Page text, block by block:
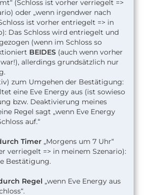
(Schloss ist vorher verriegelt =>
oder „wenn irgendwer nach
ist vorher entriegelt => in
Das Schloss wird entriegelt und
(wenn im Schloss so
BEIDES (auch wenn vorher
allerdings grundsätzlich nur
zum Umgehen der Bestätigung:
eine Eve Energy aus (ist sowieso
bzw. Deaktivierung meines
Regel sagt „wenn Eve Energy
auf.“
Timer „Morgens um 7 Uhr“
verriegelt => in meinem Szenario):
Bestätigung.
Regel „wenn Eve Energy aus